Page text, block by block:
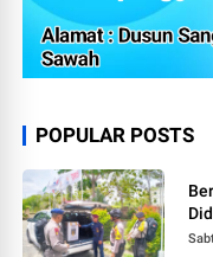
POPULAR POSTS